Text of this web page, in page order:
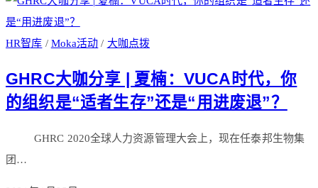
HR智库 / Moka活动 / 大咖点拨
GHRC大咖分享 | 夏楠：VUCA时代，你
的组织是“适者生存”还是“用进废退”？
GHRC 2020全球人力资源管理大会上，现在任泰邦生物集
团…